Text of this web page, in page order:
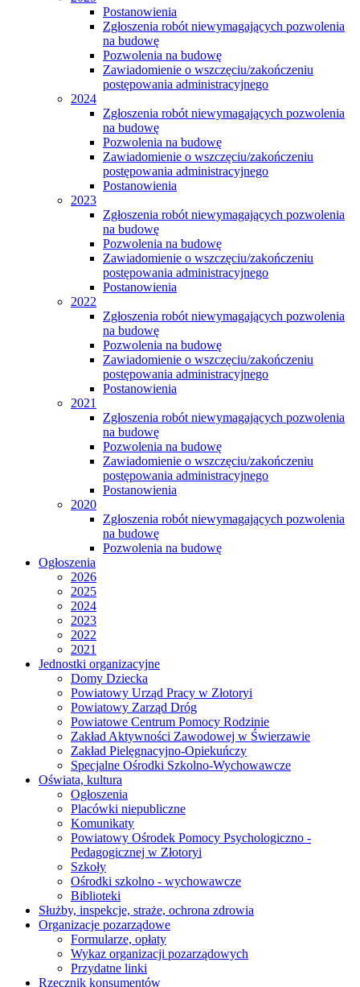
Postanowienia
Zgłoszenia robót niewymagających pozwolenia
na budowę
Pozwolenia na budowę
Zawiadomienie o wszczęciu/zakończeniu
postępowania administracyjnego
2024
Zgłoszenia robót niewymagających pozwolenia
na budowę
Pozwolenia na budowę
Zawiadomienie o wszczęciu/zakończeniu
postępowania administracyjnego
Postanowienia
2023
Zgłoszenia robót niewymagających pozwolenia
na budowę
Pozwolenia na budowę
Zawiadomienie o wszczęciu/zakończeniu
postępowania administracyjnego
Postanowienia
2022
Zgłoszenia robót niewymagających pozwolenia
na budowę
Pozwolenia na budowę
Zawiadomienie o wszczęciu/zakończeniu
postępowania administracyjnego
Postanowienia
2021
Zgłoszenia robót niewymagających pozwolenia
na budowę
Pozwolenia na budowę
Zawiadomienie o wszczęciu/zakończeniu
postępowania administracyjnego
Postanowienia
2020
Zgłoszenia robót niewymagających pozwolenia
na budowę
Pozwolenia na budowę
Ogłoszenia
2026
2025
2024
2023
2022
2021
Jednostki organizacyjne
Domy Dziecka
Powiatowy Urząd Pracy w Złotoryi
Powiatowy Zarząd Dróg
Powiatowe Centrum Pomocy Rodzinie
Zakład Aktywności Zawodowej w Świerzawie
Zakład Pielęgnacyjno-Opiekuńczy
Specjalne Ośrodki Szkolno-Wychowawcze
Oświata, kultura
Ogłoszenia
Placówki niepubliczne
Komunikaty
Powiatowy Ośrodek Pomocy Psychologiczno -
Pedagogicznej w Złotoryi
Szkoły
Ośrodki szkolno - wychowawcze
Biblioteki
Służby, inspekcje, straże, ochrona zdrowia
Organizacje pozarządowe
Formularze, opłaty
Wykaz organizacji pozarządowych
Przydatne linki
Rzecznik konsumentów